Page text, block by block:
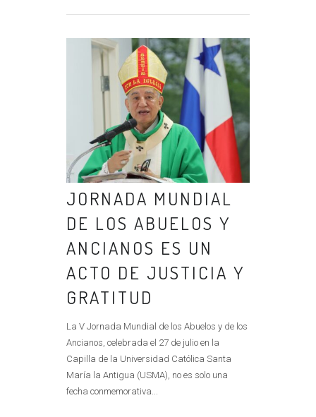
JORNADA MUNDIAL
DE LOS ABUELOS Y
ANCIANOS ES UN
ACTO DE JUSTICIA Y
GRATITUD
La V Jornada Mundial de los Abuelos y de los
Ancianos, celebrada el 27 de julio en la
Capilla de la Universidad Católica Santa
María la Antigua (USMA), no es solo una
fecha conmemorativa...